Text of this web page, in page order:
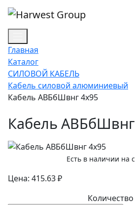
Главная
Каталог
СИЛОВОЙ КАБЕЛЬ
Кабель силовой алюминиевый
Кабель АВБбШвнг 4х95
Кабель АВБбШвнг
Есть в наличии на
Цена: 415.63 ₽
Количество